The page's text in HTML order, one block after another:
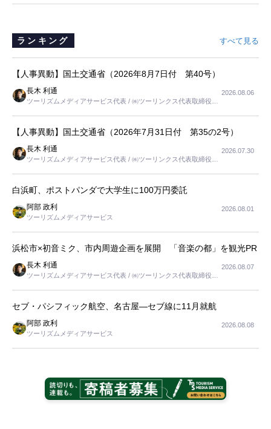
ランキング すべて見る
【人事異動】国土交通省（2026年8月7日付 第40号）
長木 利通
ツーリズムメディアサービス代表 / ㈱ツーリンクス代表取締役社
2026.08.06
【人事異動】国土交通省（2026年7月31日付 第35の2号）
長木 利通
ツーリズムメディアサービス代表 / ㈱ツーリンクス代表取締役社
2026.07.30
白浜町、ポストパンダで大学生に100万円委託
阿部 政利
ツーリズムメディアサービス
2026.08.01
浜松市×初音ミク、市内周遊企画を展開 「音楽の都」を観光PR
長木 利通
ツーリズムメディアサービス代表 / ㈱ツーリンクス代表取締役社
2026.08.07
セブ・パシフィック航空、名古屋―セブ線に11月就航
阿部 政利
ツーリズムメディアサービス
2026.08.08